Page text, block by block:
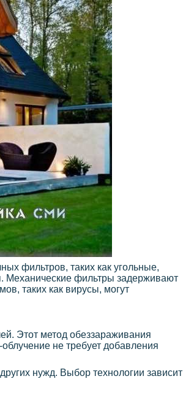
фильтров, таких как угольные,
Механические фильтры задерживают
таких как вирусы, могут
Этот метод обеззараживания
не требует добавления
нужд. Выбор технологии зависит